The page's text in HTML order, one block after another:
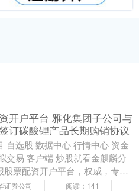
开户平台 雅化集团子公司与
订碳酸锂产品长期购销协议
自选股 数据中心 行情中心 资金
交易 客户端 炒股就看金麒麟分
股票配资开户平台，权威，专
全面，助您挖掘潜力主题机
证券公司 阅读：141